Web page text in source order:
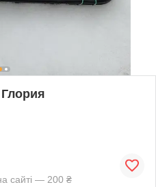
сайті — 200 ₴